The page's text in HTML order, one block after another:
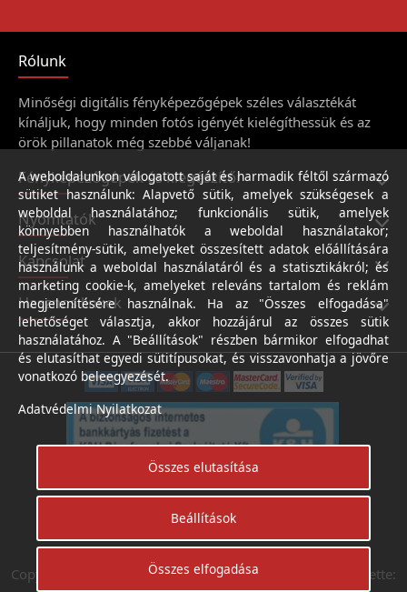
Rólunk
Minőségi digitális fényképezőgépek széles választékát
kínáljuk, hogy minden fotós igényét kielégíthessük és az
örök pillanatok még szebbé váljanak!
Fényképezőgépek és kiegészítői
Nyomtatók
Kapcsolat
Hasznos linkek
Árukereső.hu
Copyright © Digifotoshop - Axico-Digital Kft. 2024. Készítette:
A weboldalunkon válogatott saját és harmadik féltől származó
sütiket használunk: Alapvető sütik, amelyek szükségesek a
weboldal használatához; funkcionális sütik, amelyek
könnyebben használhatók a weboldal használatakor;
teljesítmény-sütik, amelyeket összesített adatok előállítására
használunk a weboldal használatáról és a statisztikákról; és
marketing cookie-k, amelyeket releváns tartalom és reklám
megjelenítésére használnak. Ha az "Összes elfogadása"
lehetőséget választja, akkor hozzájárul az összes sütik
használatához. A "Beállítások" részben bármikor elfogadhat
és elutasíthat egyedi sütitípusokat, és visszavonhatja a jövőre
vonatkozó beleegyezését.
Adatvédelmi Nyilatkozat
Összes elutasítása
Beállítások
Összes elfogadása